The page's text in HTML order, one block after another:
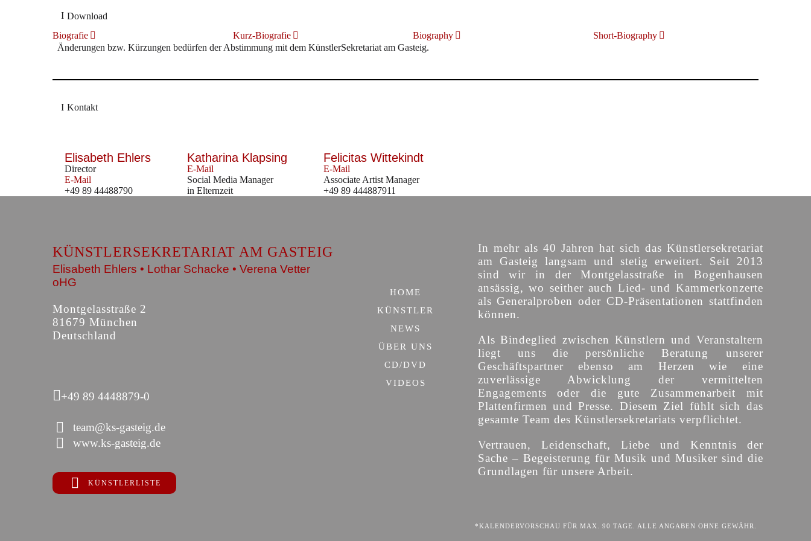
Download
Biografie
Kurz-Biografie Biography
Short-Biography
Änderungen bzw. Kürzungen bedürfen der Abstimmung mit dem KünstlerSekretariat am Gasteig.
Kontakt
Elisabeth Ehlers
Director
E-Mail
+49 89 44488790
Katharina Klapsing
E-Mail
Social Media Manager
in Elternzeit
Felicitas Wittekindt
E-Mail
Associate Artist Manager
+49 89 444887911
KÜNSTLERSEKRETARIAT AM GASTEIG
Elisabeth Ehlers • Lothar Schacke • Verena Vetter
oHG
Montgelasstraße 2
81679 München
Deutschland
+49 89 4448879-0
team@ks-gasteig.de
www.ks-gasteig.de
KÜNSTLERLISTE
HOME
KÜNSTLER
NEWS
ÜBER UNS
CD/DVD
VIDEOS
In mehr als 40 Jahren hat sich das Künstlersekretariat
am Gasteig langsam und stetig erweitert. Seit 2013
sind wir in der Montgelasstraße in Bogenhausen
ansässig, wo seither auch Lied- und Kammerkonzerte
als Generalproben oder CD-Präsentationen stattfinden
können.
Als Bindeglied zwischen Künstlern und Veranstaltern
liegt uns die persönliche Beratung unserer
Geschäftspartner ebenso am Herzen wie eine
zuverlässige Abwicklung der vermittelten
Engagements oder die gute Zusammenarbeit mit
Plattenfirmen und Presse. Diesem Ziel fühlt sich das
gesamte Team des Künstlersekretariats verpflichtet.
Vertrauen, Leidenschaft, Liebe und Kenntnis der
Sache – Begeisterung für Musik und Musiker sind die
Grundlagen für unsere Arbeit.
*KALENDERVORSCHAU FÜR MAX. 90 TAGE. ALLE ANGABEN OHNE GEWÄHR.